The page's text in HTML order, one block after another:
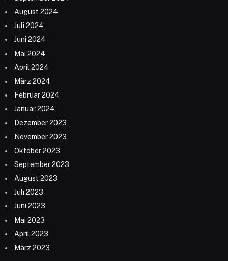
August 2024
Juli 2024
Juni 2024
Mai 2024
April 2024
März 2024
Februar 2024
Januar 2024
Dezember 2023
November 2023
Oktober 2023
September 2023
August 2023
Juli 2023
Juni 2023
Mai 2023
April 2023
März 2023